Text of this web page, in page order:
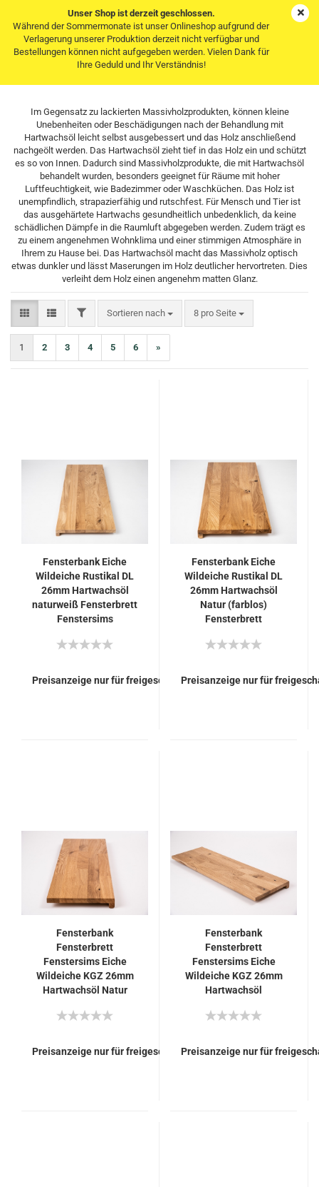
Unser Shop ist derzeit geschlossen.
Während der Sommermonate ist unser Onlineshop aufgrund der
Verlagerung unserer Produktion derzeit nicht verfügbar und
Bestellungen können nicht aufgegeben werden. Vielen Dank für
Ihre Geduld und Ihr Verständnis!
Hartwachsöl
Im Gegensatz zu lackierten Massivholzprodukten, können kleine
Unebenheiten oder Beschädigungen nach der Behandlung mit
Hartwachsöl leicht selbst ausgebessert und das Holz anschließend
nachgeölt werden. Das Hartwachsöl zieht tief in das Holz ein und schützt
es so von Innen. Dadurch sind Massivholzprodukte, die mit Hartwachsöl
behandelt wurden, besonders geeignet für Räume mit hoher
Luftfeuchtigkeit, wie Badezimmer oder Waschküchen. Das Holz ist
unempfindlich, strapazierfähig und rutschfest. Für Mensch und Tier ist
das ausgehärtete Hartwachs gesundheitlich unbedenklich, da keine
schädlichen Dämpfe in die Raumluft abgegeben werden. Zudem trägt es
zu einem angenehmen Wohnklima und einer stimmigen Atmosphäre in
Ihrem zu Hause bei. Das Hartwachsöl macht das Massivholz optisch
etwas dunkler und lässt Maserungen im Holz deutlicher hervortreten. Dies
verleiht dem Holz einen angenehm matten Glanz.
FILTERSortieren nach
Sortieren nach 8 pro Seite
pro Seite
1 2 3 4 5 6 »
Fensterbank Eiche
Wildeiche Rustikal DL
26mm Hartwachsöl
naturweiß Fensterbrett
Fenstersims
Preisanzeige nur für freigeschaltete Kunden
Fensterbank Eiche
Wildeiche Rustikal DL
26mm Hartwachsöl
Natur (farblos)
Fensterbrett
Preisanzeige nur für
Fensterbank
Fensterbrett
Fenstersims Eiche
Wildeiche KGZ 26mm
Hartwachsöl Natur
Preisanzeige nur für freigeschaltete Kunden
Fensterbank
Fensterbrett
Fenstersims Eiche
Wildeiche KGZ 26mm
Hartwachsöl
Preisanzeige nur für